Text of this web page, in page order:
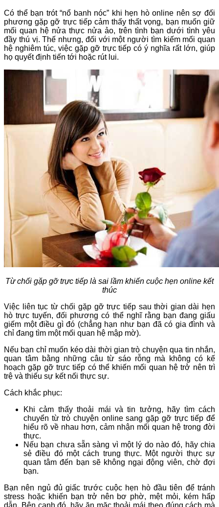
Có thể bạn trót “nổ banh nóc” khi hẹn hò online nên sợ đối
phương gặp gỡ trực tiếp cảm thấy thất vọng, bạn muốn giữ
mối quan hệ nửa thực nửa ảo, trên tình bạn dưới tình yêu
đầy thú vị. Thế nhưng, đối với một người tìm kiếm mối quan
hệ nghiêm túc, việc gặp gỡ trực tiếp có ý nghĩa rất lớn, giúp
họ quyết định tiến tới hoặc rút lui.
Từ chối gặp gỡ trực tiếp là sai lầm khiến cuộc hẹn online kết
thúc
Việc liên tục từ chối gặp gỡ trực tiếp sau thời gian dài hẹn
hò trực tuyến, đối phương có thể nghĩ rằng bạn đang giấu
giếm một điều gì đó (chẳng hạn như bạn đã có gia đình và
chỉ đang tìm một mối quan hệ mập mờ).
Nếu bạn chỉ muốn kéo dài thời gian trò chuyện qua tin nhắn,
quan tâm bằng những câu từ sáo rỗng mà không có kế
hoạch gặp gỡ trực tiếp có thể khiến mối quan hệ trở nên trì
trệ và thiếu sự kết nối thực sự.
Cách khắc phục:
Khi cảm thấy thoải mái và tin tưởng, hãy tìm cách
chuyển từ trò chuyện online sang gặp gỡ trực tiếp để
hiểu rõ về nhau hơn, cảm nhận mối quan hệ trong đời
thực.
Nếu bạn chưa sẵn sàng vì một lý do nào đó, hãy chia
sẻ điều đó một cách trung thực. Một người thực sự
quan tâm đến bạn sẽ không ngại động viên, chờ đợi
bạn.
Bạn nên ngủ đủ giấc trước cuộc hẹn hò đầu tiên để tránh
stress hoặc khiến bạn trở nên bơ phờ, mệt mỏi, kém hấp
dẫn. Bên cạnh đó, hãy ăn mặc thoải mái theo đúng cách mà